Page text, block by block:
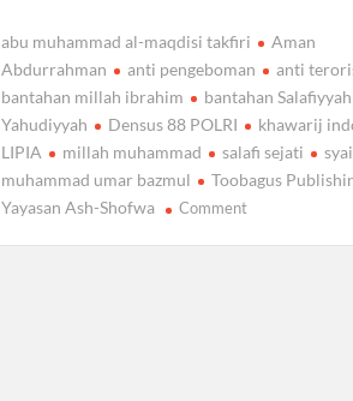
abu muhammad al-maqdisi takfiri
Aman
Abdurrahman
anti pengeboman
anti
bantahan millah ibrahim
bantahan Salafiyyah
Yahudiyyah
Densus 88 POLRI
khawarij
LIPIA
millah muhammad salafi sejati
muhammad umar bazmul
Toobagus
Yayasan Ash-Shofwa
Commenton